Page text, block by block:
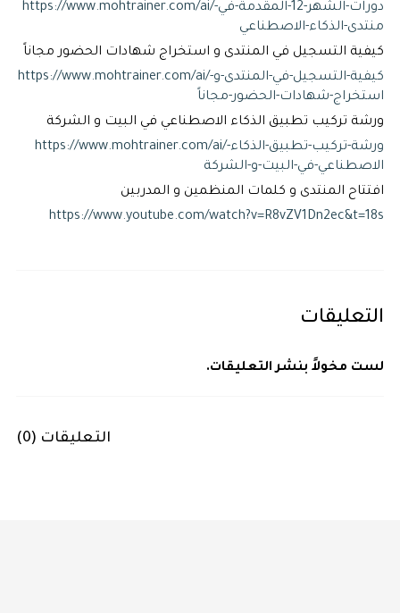
https://www.mohtrainer.com/ai/دورات-الشهر-12-المقدمة-في-
منتدى-الذكاء-الاصطناعي
كيفية التسجيل في المنتدى و استخراج شهادات الحضور مجاناً
https://www.mohtrainer.com/ai/كيفية-التسجيل-في-المنتدى-و-
استخراج-شهادات-الحضور-مجاناً
ورشة تركيب تطبيق الذكاء الاصطناعي في البيت و الشركة
https://www.mohtrainer.com/ai/ورشة-تركيب-تطبيق-الذكاء-
الاصطناعي-في-البيت-و-الشركة
افتتاح المنتدى و كلمات المنظمين و المدربين
https://www.youtube.com/watch?v=R8vZV1Dn2ec&t=18s
التعليقات
لست مخولاً بنشر التعليقات.
التعليقات (0
)